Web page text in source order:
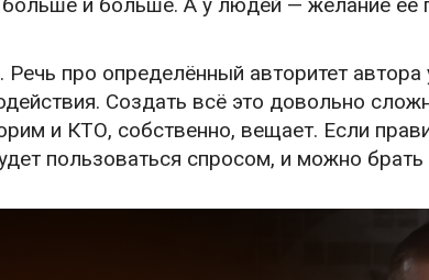
про определённый авторитет автора
Создать всё это довольно
и КТО, собственно, вещает. Если
пользоваться спросом, и можно брать